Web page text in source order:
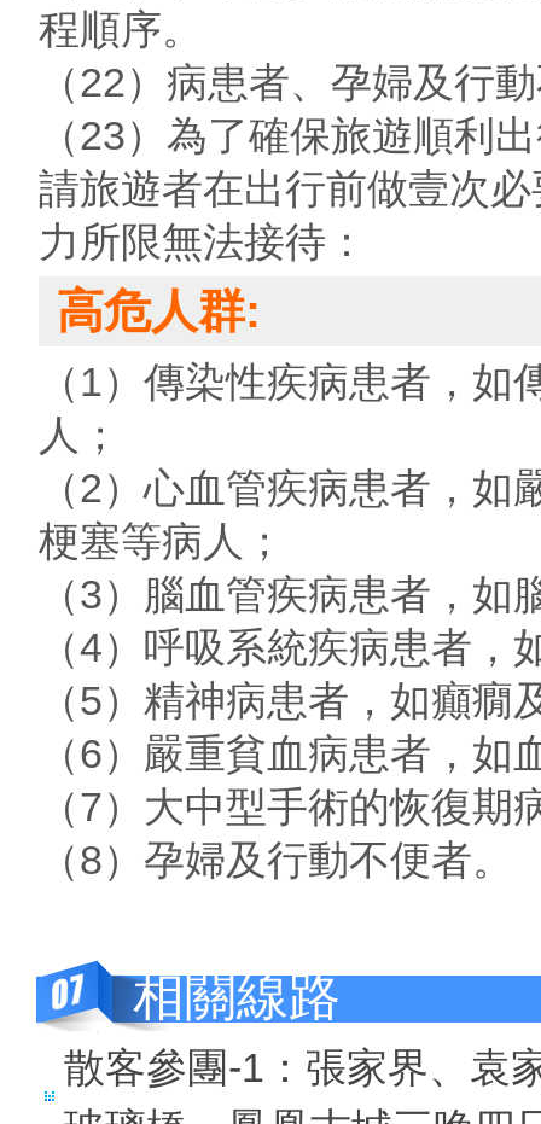
程順序。
（22）病患者、孕婦及行
（23）為了確保旅遊順利
請旅遊者在出行前做壹次
力所限無法接待：
高危人群:
（1）傳染性疾病患者，
人；
（2）心血管疾病患者，
梗塞等病人；
（3）腦血管疾病患者，
（4）呼吸系統疾病患者
（5）精神病患者，如癲癇
（6）嚴重貧血病患者，
（7）大中型手術的恢復期
（8）孕婦及行動不便者。
相關線路
散客參團-1：張家界、袁